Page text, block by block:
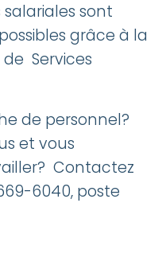
salariales sont
grâce à la
Services
de personnel?
et vous
Contactez
6040, poste